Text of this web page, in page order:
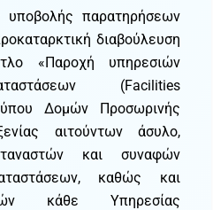
υποβολής παρατηρήσεων
διαβούλευση
«Παροχή υπηρεσιών
(Facilities
Δομών Προσωρινής
αιτούντων άσυλο,
και συναφών
καθώς και
κάθε Υπηρεσίας